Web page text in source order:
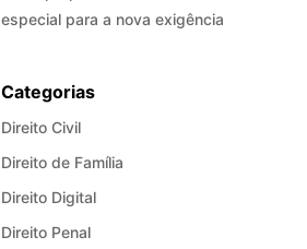
especial para a nova exigência
Categorias
Direito Civil
Direito de Família
Direito Digital
Direito Penal